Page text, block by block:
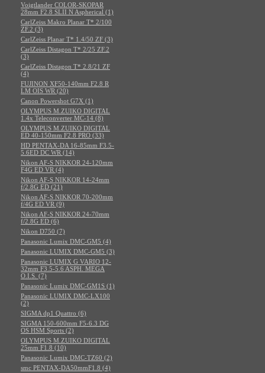
Voigtlander COLOR-SKOPAR
28mm F2.8 SLII N Aspherical (1)
CarlZeiss Makro Planar T* 2/100
ZF.2 (3)
CarlZeiss Planar T* 1.4/50 ZF (3)
CarlZeiss Distagon T* 2/25 ZF.2
(3)
CarlZeiss Distagon T* 2.8/21 ZF
(4)
FUJINON XF50-140mm F2.8 R
LM OIS WR (20)
Canon Powershot G7X (1)
OLYMPUS M.ZUIKO DIGITAL
1.4x Teleconverter MC-14 (8)
OLYMPUS M.ZUIKO DIGITAL
ED 40-150mm F2.8 PRO (33)
HD PENTAX-DA 16-85mm F3.5-
5.6ED DC WR (14)
Nikon AF-S NIKKOR 24-120mm
F4G ED VR (4)
Nikon AF-S NIKKOR 14-24mm
f/2.8G ED (21)
Nikon AF-S NIKKOR 70-200mm
f/4G ED VR (9)
Nikon AF-S NIKKOR 24-70mm
f/2.8G ED (6)
Nikon D750 (7)
Panasonic Lumix DMC-GM5 (4)
Panasonic LUMIX DMC-GM5 (3)
Panasonic LUMIX G VARIO 12-
32mm F3.5-5.6 ASPH. MEGA
O.I.S. (7)
Panasonic Lumix DMC-GM1S (1)
Panasonic LUMIX DMC-LX100
(2)
SIGMA dp1 Quattro (6)
SIGMA 150-600mm F5-6.3 DG
OS HSM Sports (2)
OLYMPUS M.ZUIKO DIGITAL
25mm F1.8 (10)
Panasonic Lumix DMC-TZ60 (2)
smc PENTAX-DA50mmF1.8 (4)